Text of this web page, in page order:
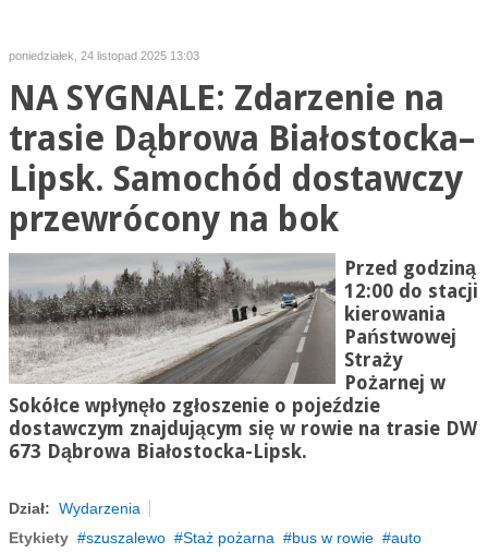
poniedziałek, 24 listopad 2025 13:03
NA SYGNALE: Zdarzenie na
trasie Dąbrowa Białostocka–
Lipsk. Samochód dostawczy
przewrócony na bok
Przed godziną
12:00 do stacji
kierowania
Państwowej
Straży
Pożarnej w
Sokółce wpłynęło zgłoszenie o pojeździe
dostawczym znajdującym się w rowie na trasie DW
673 Dąbrowa Białostocka-Lipsk.
Dział: Wydarzenia
Etykiety
szuszalewo Staż pożarna bus w rowie
auto